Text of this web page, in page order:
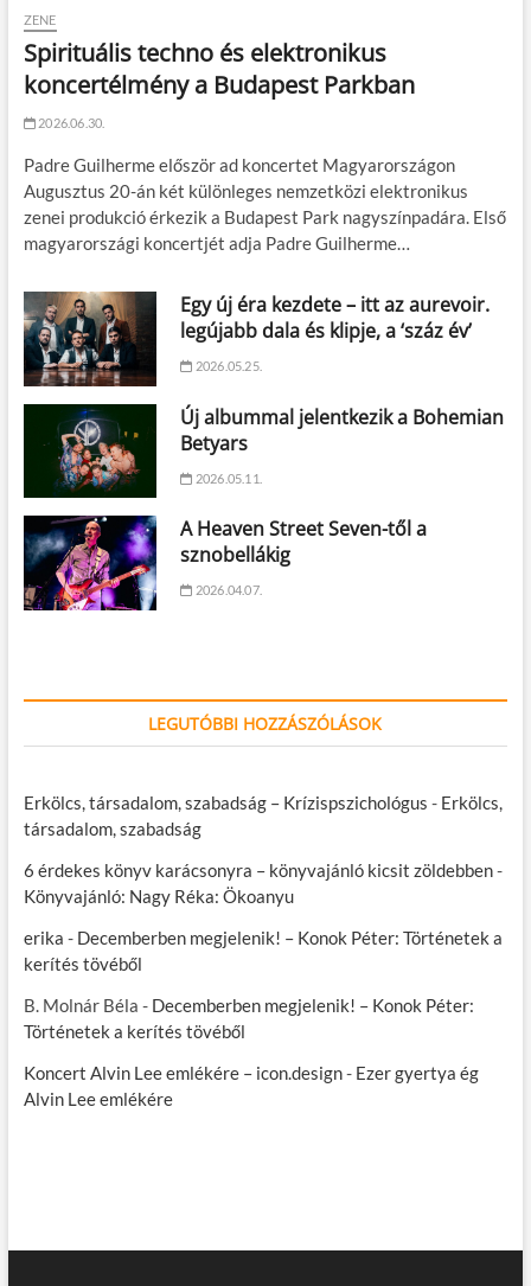
ZENE
Spirituális techno és elektronikus
koncertélmény a Budapest Parkban
2026.06.30.
Padre Guilherme először ad koncertet Magyarországon
Augusztus 20-án két különleges nemzetközi elektronikus
zenei produkció érkezik a Budapest Park nagyszínpadára. Első
magyarországi koncertjét adja Padre Guilherme…
Egy új éra kezdete – itt az aurevoir.
legújabb dala és klipje, a ‘száz év’
2026.05.25.
Új albummal jelentkezik a Bohemian
Betyars
2026.05.11.
A Heaven Street Seven-től a
sznobellákig
2026.04.07.
LEGUTÓBBI HOZZÁSZÓLÁSOK
Erkölcs, társadalom, szabadság – Krízispszichológus - Erkölcs,
társadalom, szabadság
6 érdekes könyv karácsonyra – könyvajánló kicsit zöldebben-
Könyvajánló: Nagy Réka: Ökoanyu
erika - Decemberben megjelenik! – Konok Péter: Történetek a
kerítés tövéből
B. Molnár Béla - Decemberben megjelenik! – Konok Péter:
Történetek a kerítés tövéből
Koncert Alvin Lee emlékére – icon.design- Ezer gyertya ég
Alvin Lee emlékére